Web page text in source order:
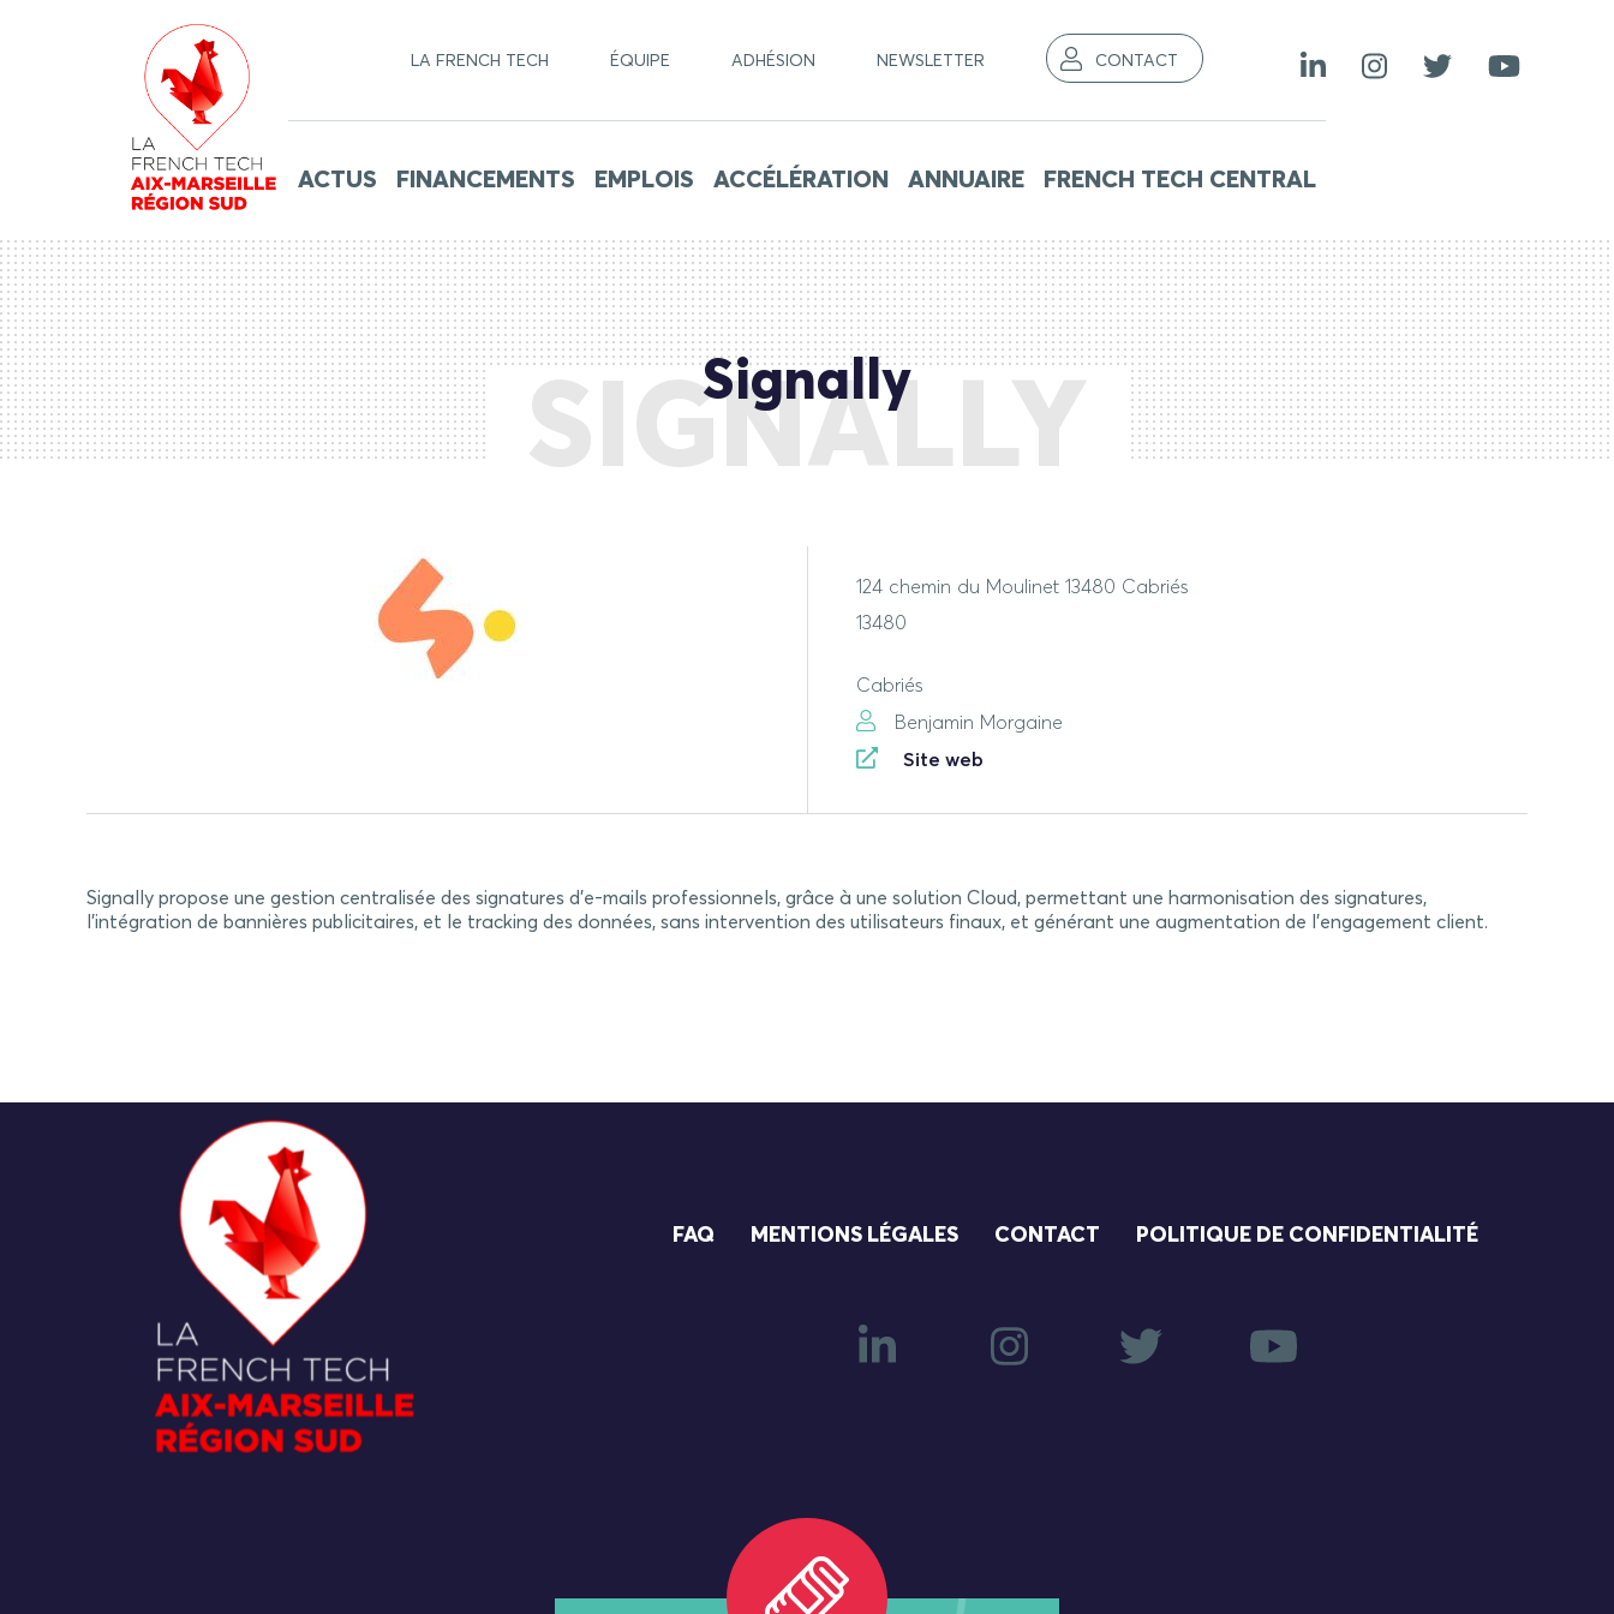
LA FRENCH TECH ÉQUIPE ADHÉSION NEWSLETTER CONTACT
ACTUS FINANCEMENTS EMPLOIS ACCÉLÉRATION ANNUAIRE FRENCH TECH CENTRAL
SIGNALLY
Signally
124 chemin du Moulinet 13480 Cabriés
13480
Cabriés
Benjamin Morgaine
Site web
Signally propose une gestion centralisée des signatures d’e-mails professionnels, grâce à une solution Cloud, permettant une harmonisation des signatures,
l’intégration de bannières publicitaires, et le tracking des données, sans intervention des utilisateurs finaux, et générant une augmentation de l’engagement client.
FAQ MENTIONS LÉGALES CONTACT POLITIQUE DE CONFIDENTIALITÉ